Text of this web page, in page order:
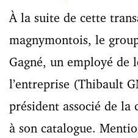
À la suite de cette
magnymontois, le
Gagné, un employé de
l’entreprise (Thibault
président associé de la
à son catalogue.